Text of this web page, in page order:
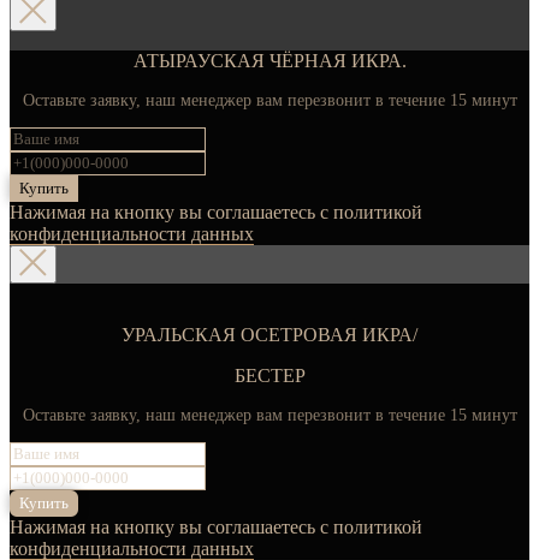
АТЫРАУСКАЯ ЧЁРНАЯ ИКРА.
Оставьте заявку, наш менеджер вам перезвонит в течение 15 минут
Купить
Нажимая на кнопку вы соглашаетесь с политикой
конфиденциальности данных
УРАЛЬСКАЯ ОСЕТРОВАЯ ИКРА/
БЕСТЕР
Оставьте заявку, наш менеджер вам перезвонит в течение 15 минут
Купить
Нажимая на кнопку вы соглашаетесь с политикой
конфиденциальности данных